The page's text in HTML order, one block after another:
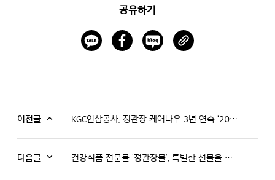
공유하기
이전글 KGC인삼공사, 정관장 케어나우 3년 연속 ‘2020 국가서비스대상’ 건강정보 제공앱 부문 수상
다음글 건강식품 전문몰 ‘정관장몰’, 특별한 선물을 경험하세요